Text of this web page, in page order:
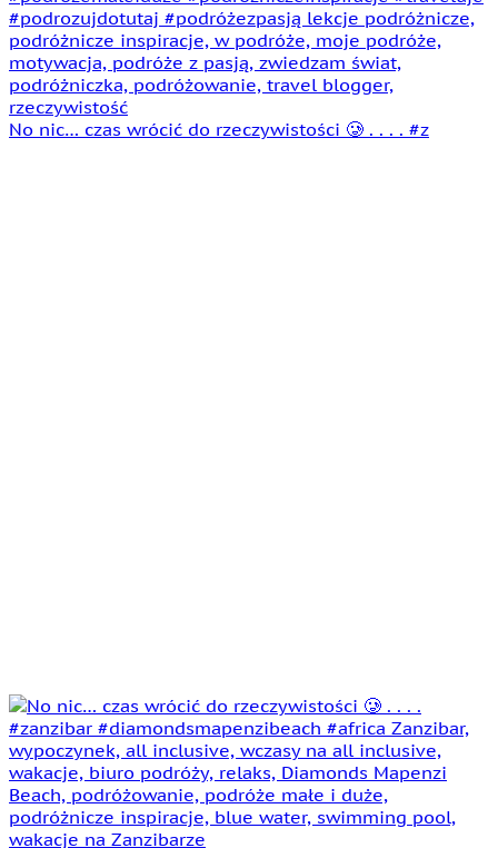
No nic… czas wrócić do rzeczywistości 🥲 . . . . #z